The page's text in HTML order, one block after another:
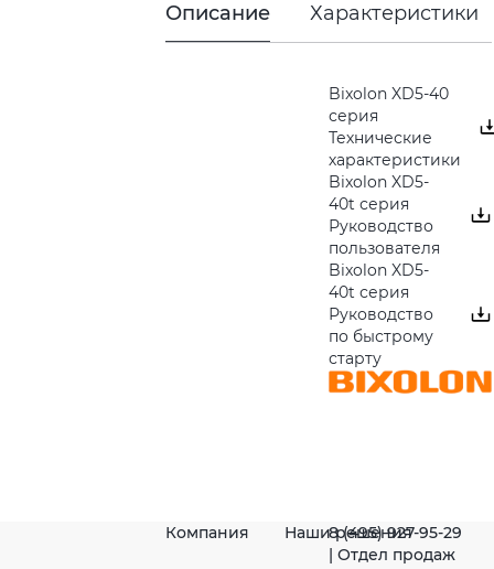
Описание Характеристики
Bixolon XD5-40
серия
Технические
характеристики
Bixolon XD5-
40t серия
Руководство
пользователя
Bixolon XD5-
40t серия
Руководство
по быстрому
старту
Компания Наши решения
8 (495) 927-95-29
| Отдел продаж